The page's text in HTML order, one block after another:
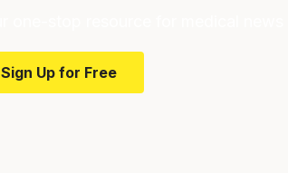
Sign Up for Free